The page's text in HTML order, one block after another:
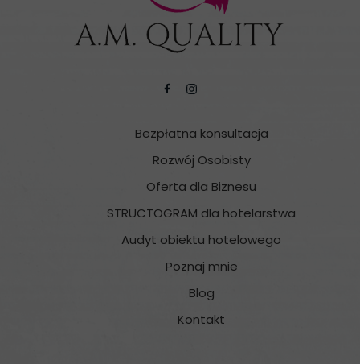
Bezpłatna konsultacja
Rozwój Osobisty
Oferta dla Biznesu
STRUCTOGRAM dla hotelarstwa
Audyt obiektu hotelowego
Poznaj mnie
Blog
Kontakt